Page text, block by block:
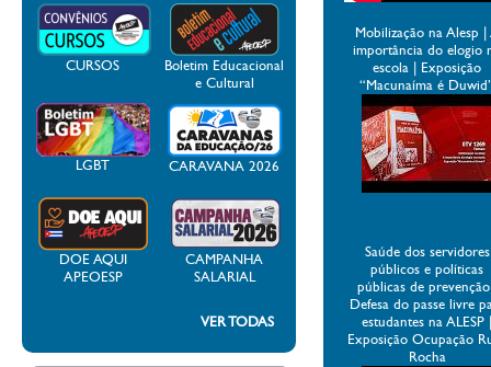
CURSOS
Boletim Educacional
e Cultural
LGBT CARAVANA 2026
DOE AQUI
APEOESP
CAMPANHA
SALARIAL
VER TODAS
Mobilização na Alesp |
importância do elogio
escola | Exposição
“Macunaíma é
Saúde dos servidores
públicos e políticas
públicas de
Defesa do passe livre
estudantes na ALESP
Exposição Ocupação
Rocha